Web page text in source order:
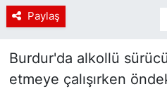
Paylaş
Burdur'da alkollü
etmeye çalışırken